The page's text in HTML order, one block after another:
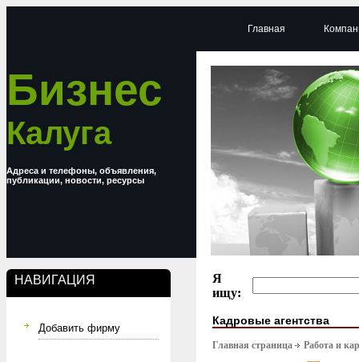
Бизнес
Калуга
Адреса и телефоны, объявления,
публикации, новости, ресурсы
НАВИГАЦИЯ
Добавить фирму
Главная
Я
ищу:
Кадровые агентства
Главная страница Работа и